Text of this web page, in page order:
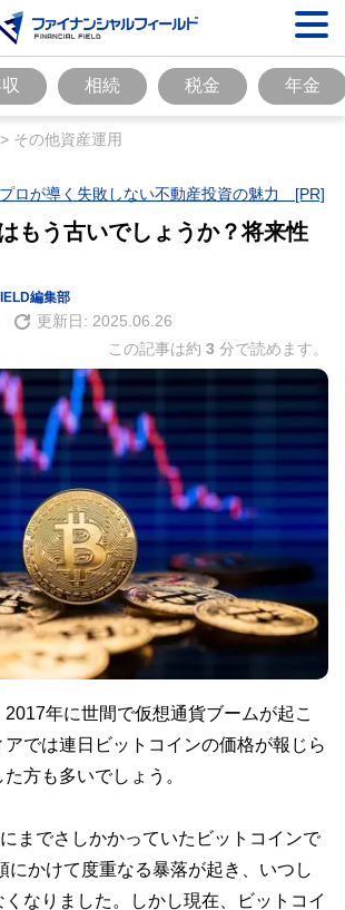
相続 税金 年金
> その他資産運用
ロが導く失敗しない不動産投資の魅力 [PR]
もう古いでしょうか？将来性
編集部
更新日: 2025.06.26
この記事は約 3 分で読めます。
年に世間で仮想通貨ブームが起こ
アでは連日ビットコインの価格が報じら
方も多いでしょう。
までさしかかっていたビットコインで
にかけて度重なる暴落が起き、いつし
なりました。しかし現在、ビットコイ